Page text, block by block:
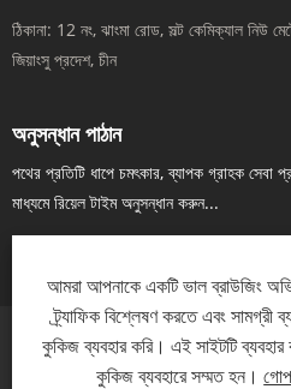
ঠিকানা: 12 নং, ঝাংমা রোড, সল্ট কেমিক্যাল নিউ
জিয়াংসু প্রদেশ, চীন
অনুসন্ধান পাঠান
পথের প্রতিটি ধাপে চমৎকার, ব্যাপক গ্রাহক
মাধ্যমে রিয়েল টাইম অনুসন্ধান করুন...
Sitemap
আমরা আপনাকে একটি ভাল ব্রাউজিং
ট্র্যাফিক বিশ্লেষণ করতে এবং
কুকিজ ব্যবহার করি। এই সাইটটি
কুকিজ ব্যবহারে সম্মত হন।